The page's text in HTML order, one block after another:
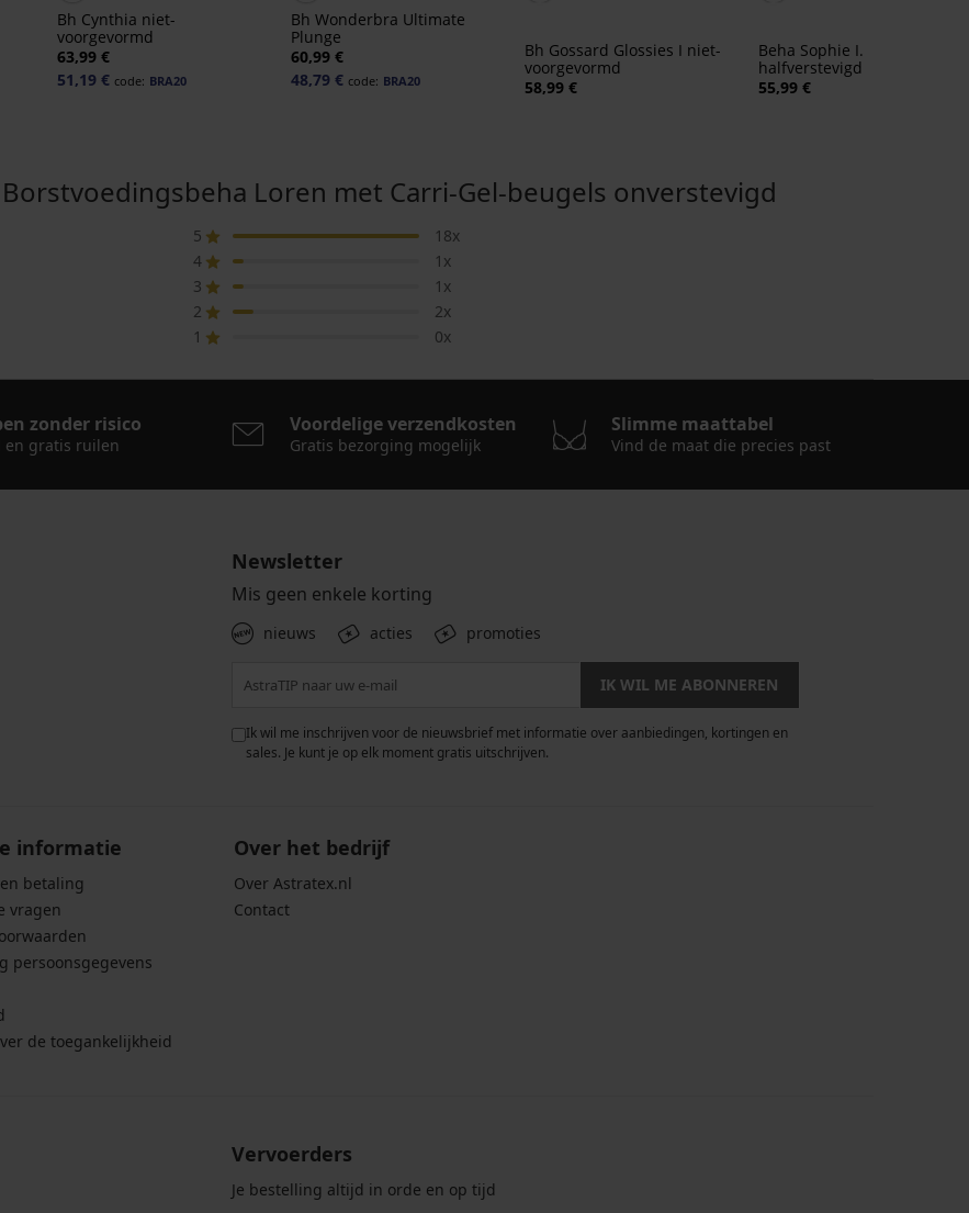
Bh Cynthia niet-
voorgevormd
63,99 €
51,19 € code: BRA20
Bh Wonderbra Ultimate
Plunge
60,99 €
48,79 € code: BRA20
Bh Gossard Glossies I niet-
voorgevormd
58,99 €
Beha Sophie I.
halfverstevigd
55,99 €
Borstvoedingsbeha Loren met Carri-Gel-beugels onverstevigd
5
18x
4
1x
3
1x
2
2x
1
0x
zonder risico
en gratis ruilen
Voordelige verzendkosten
Gratis bezorging mogelijk
Slimme maattabel
Vind de maat die precies past
Newsletter
Mis geen enkele korting
nieuws acties promoties
IK WIL ME ABONNEREN
Ik wil me inschrijven voor de nieuwsbrief met informatie over aanbiedingen, kortingen en
sales. Je kunt je op elk moment gratis uitschrijven.
informatie
betaling
vragen
persoonsgegevens
de toegankelijkheid
Over het bedrijf
Over Astratex.nl
Contact
Vervoerders
Je bestelling altijd in orde en op tijd